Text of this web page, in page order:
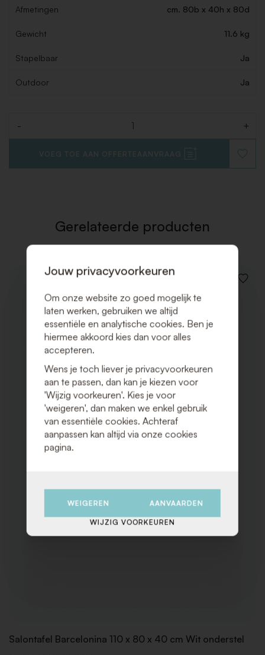
Afmetingen cm. 80b x 40h x 80d
Gewicht 11.6 kg
Stapelbaar Ja
Outdoor Ja
- +
VOEG TOE AAN OFFERTEAANVRAAG
TOE
Gerelateerde producten
VOEG
Salontafel Barcelonina 110 x 80 x 40 cm Wit onderstel
Jouw privacyvoorkeuren
Om onze website zo goed mogelijk te
laten werken, gebruiken we altijd
essentiële en analytische cookies. Ben je
hiermee akkoord kies dan voor alles
accepteren.
Wens je toch liever je privacyvoorkeuren
aan te passen, dan kan je kiezen voor
'Wijzig voorkeuren'. Kies je voor
'weigeren', dan maken we enkel gebruik
van essentiële cookies. Achteraf
aanpassen kan altijd via onze cookies
pagina.
WEIGEREN AANVAARDEN
WIJZIG VOORKEUREN